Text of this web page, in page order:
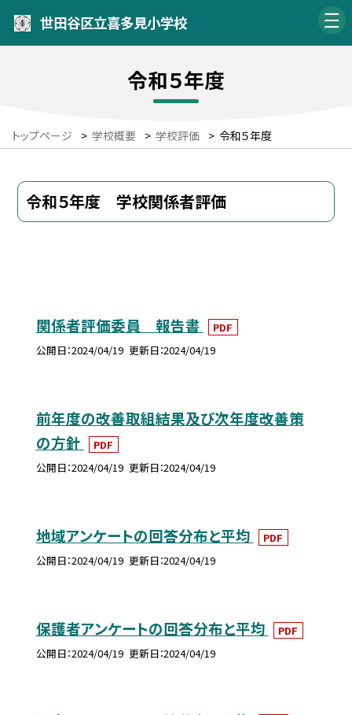
世田谷区立喜多見小学校
令和５年度
トップページ > 学校概要 > 学校評価 > 令和５年度
令和５年度 学校関係者評価
関係者評価委員 報告書
PDF
公開日 2024/04/19 更新日 2024/04/19
前年度の改善取組結果及び次年度改善策
の方針
PDF
公開日 2024/04/19 更新日 2024/04/19
地域アンケートの回答分布と平均
PDF
公開日 2024/04/19 更新日 2024/04/19
保護者アンケートの回答分布と平均
PDF
公開日 2024/04/19 更新日 2024/04/19